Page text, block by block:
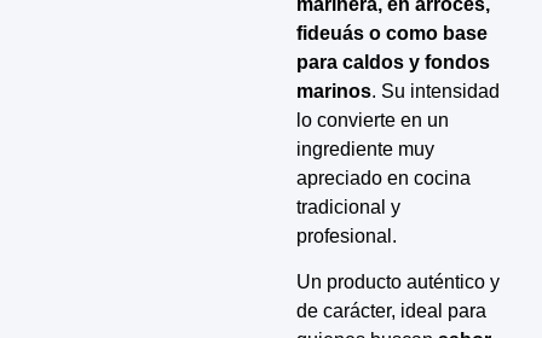
marinera, en arroces,
fideuás o como base
para caldos y fondos
marinos. Su intensidad
lo convierte en un
ingrediente muy
apreciado en cocina
tradicional y
profesional.
Un producto auténtico y
de carácter, ideal para